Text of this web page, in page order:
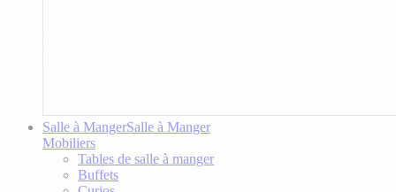
Salle à MangerSalle à Manger
Mobiliers
Tables de salle à manger
Buffets